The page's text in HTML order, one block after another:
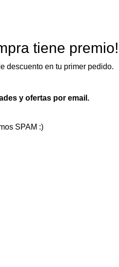
tiene premio!
descuento en tu primer pedido.
y ofertas por email.
SPAM :)